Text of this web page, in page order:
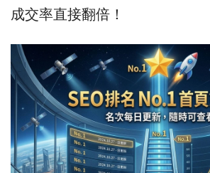
成交率直接翻倍！